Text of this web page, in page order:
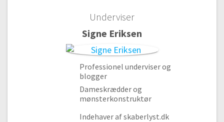
Underviser
Signe Eriksen
Professionel underviser og
blogger
Dameskrædder og
mønsterkonstruktør
Indehaver af skaberlyst.dk
Modul 2 – Dit første syprojekt
#6 Måltagning til nederdel
#7 Udregninger til nederdel